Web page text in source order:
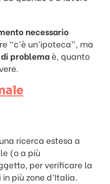
necessario
“c’è un’ipoteca”, ma
problemaè, quanto
ricerca estesa a
(o a più
per verificare la
più zone d’Italia.